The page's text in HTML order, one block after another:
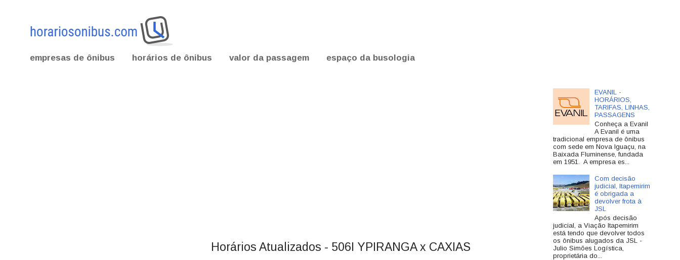
empresas de ônibus horários de ônibus valor da passagem espaço da busologia
Horários Atualizados - 506I YPIRANGA x CAXIAS
EVANIL -
HORÁRIOS,
TARIFAS, LINHAS,
PASSAGENS
Conheça a Evanil
A Evanil é uma
tradicional empresa de ônibus
com sede em Nova Iguaçu, na
Baixada Fluminense, fundada
em 1951. A empresa es...
Com decisão
judicial, Itapemirim
é obrigada a
devolver frota à
JSL
Após decisão
judicial, a Viação Itapemirim
está tendo que devolver todos
os ônibus alugados da JSL -
Julio Simões Logística,
proprietária do...